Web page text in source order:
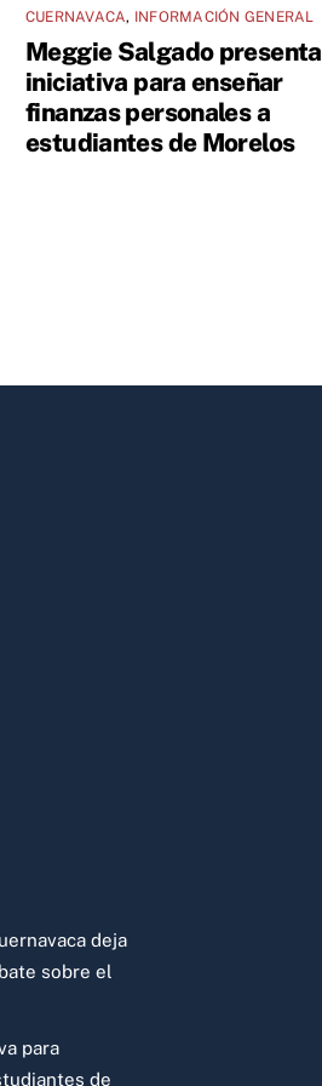
CUERNAVACA, INFORMACIÓN GENERAL
Meggie Salgado presenta
iniciativa para enseñar
finanzas personales a
estudiantes de Morelos
deja
sobre el
para
de